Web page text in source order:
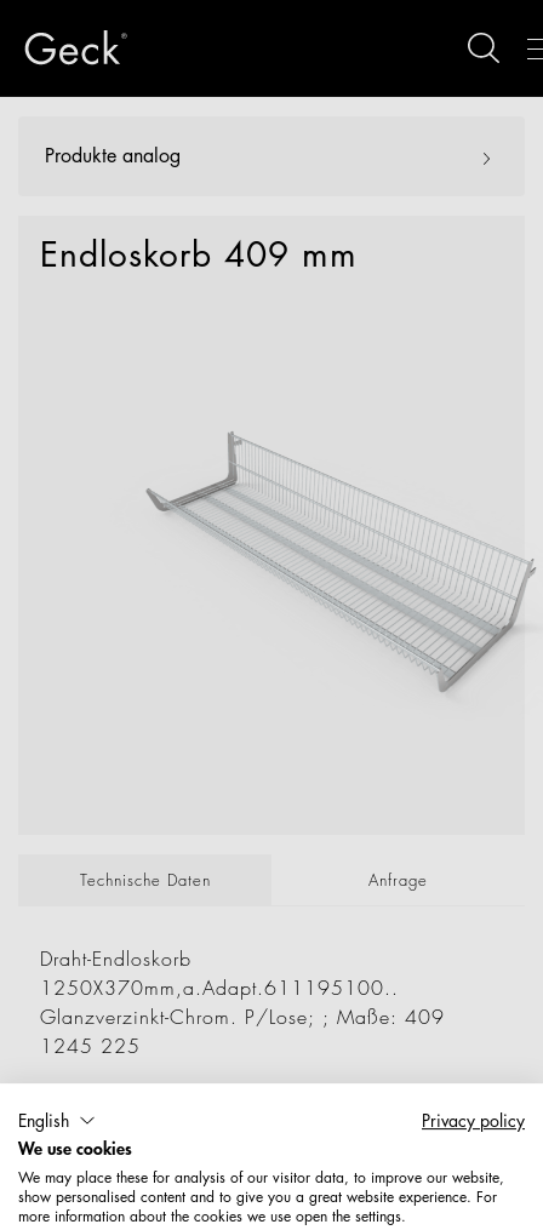
Produkte analog
Endloskorb 409 mm
Technische Daten Anfrage
Draht-Endloskorb
1250X370mm,a.Adapt.611195100..
Glanzverzinkt-Chrom. P/Lose; ; Maße: 409
1245 225
Länge: 409 mm
Breite: 1245 mm
Höhe: 225 mm
Nettogewicht: 6,107 kg
English
Privacy policy
We use cookies
We may place these for analysis of our visitor data, to improve our website,
show personalised content and to give you a great website experience. For
more information about the cookies we use open the settings.